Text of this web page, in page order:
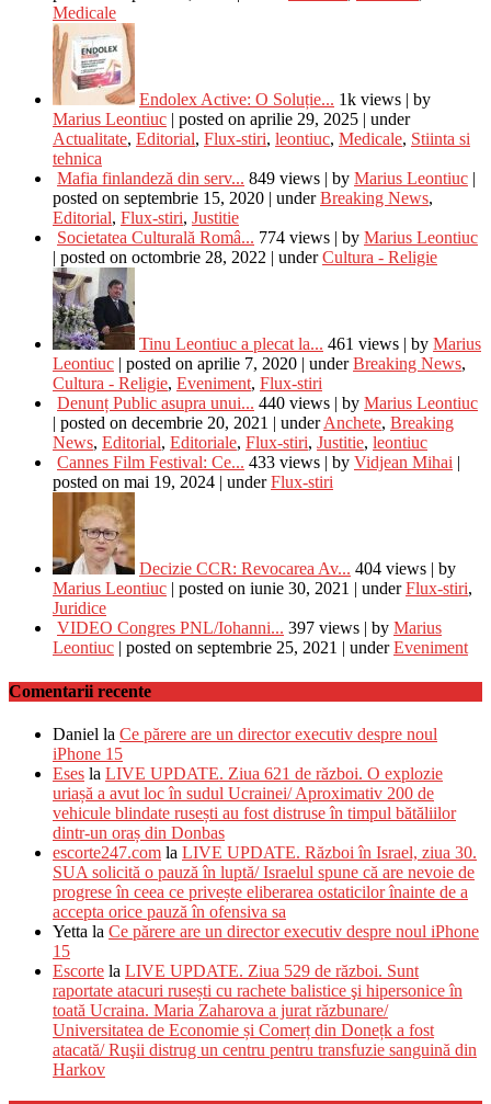
Medicale
Endolex Active: O Soluție... 1k views
by
Marius Leontiuc
posted on aprilie 29, 2025
under
Actualitate, Editorial, Flux-stiri, leontiuc, Medicale, Stiinta si
tehnica
Mafia finlandeză din serv... 849 views by Marius Leontiuc
posted on septembrie 15, 2020
underBreaking News,
Editorial, Flux-stiri, Justitie
Societatea Culturală Româ... 774 views by Marius Leontiuc
posted on octombrie 28, 2022 underCultura - Religie
Tinu Leontiuc a plecat la... 461 views by Marius
Leontiuc
posted on aprilie 7, 2020 underBreaking News,
Cultura - Religie, Eveniment, Flux-stiri
Denunț Public asupra unui... 440 views by Marius Leontiuc
posted on decembrie 20, 2021 underAnchete, Breaking
News, Editorial, Editoriale, Flux-stiri, Justitie, leontiuc
Cannes Film Festival: Ce... 433 views by Vidjean Mihai
posted on mai 19, 2024
underFlux-stiri
Decizie CCR: Revocarea Av... 404 views
by
Marius Leontiuc
posted on iunie 30, 2021 underFlux-stiri,
Juridice
VIDEO Congres PNL/Iohanni... 397 views by Marius
Leontiuc
posted on septembrie 25, 2021 underEveniment
Comentarii recente
Daniel la Ce părere are un director executiv despre noul
iPhone 15
Eses la LIVE UPDATE. Ziua 621 de război. O explozie
uriașă a avut loc în sudul Ucrainei/ Aproximativ 200 de
vehicule blindate rusești au fost distruse în timpul bătăliilor
dintr-un oraș din Donbas
escorte247.com la LIVE UPDATE. Război în Israel, ziua 30.
SUA solicită o pauză în luptă/ Israelul spune că are nevoie de
progrese în ceea ce privește eliberarea ostaticilor înainte de a
accepta orice pauză în ofensiva sa
Yetta la Ce părere are un director executiv despre noul iPhone
15
Escorte la LIVE UPDATE. Ziua 529 de război. Sunt
raportate atacuri rusești cu rachete balistice şi hipersonice în
toată Ucraina. Maria Zaharova a jurat răzbunare/
Universitatea de Economie și Comerț din Donețk a fost
atacată/ Ruşii distrug un centru pentru transfuzie sanguină din
Harkov